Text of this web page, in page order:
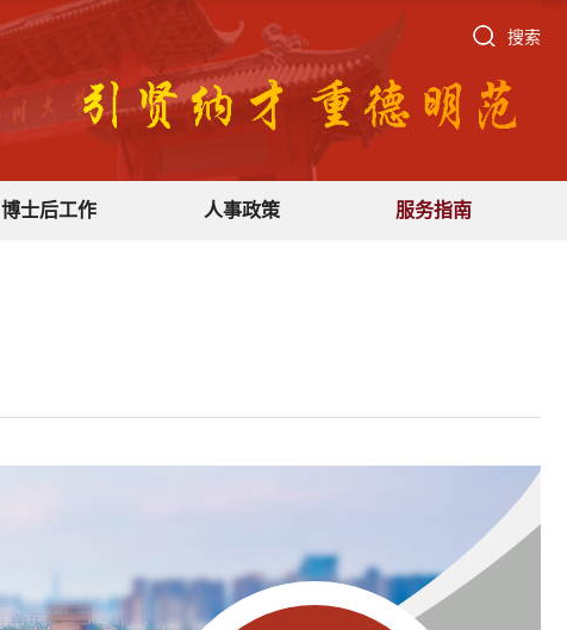
搜索
博士后工作 人事政策 服务指南